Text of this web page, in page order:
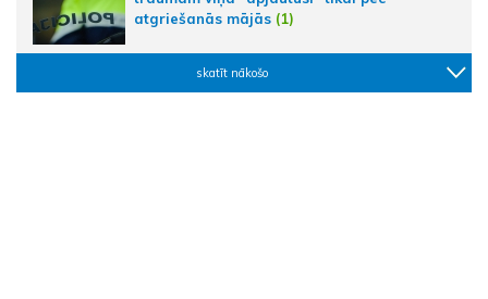
atgriešanās mājās (1)
skatīt nākošo